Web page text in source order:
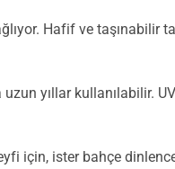
Hafif ve taşınabilir
yıllar kullanılabilir.
için, ister bahçe